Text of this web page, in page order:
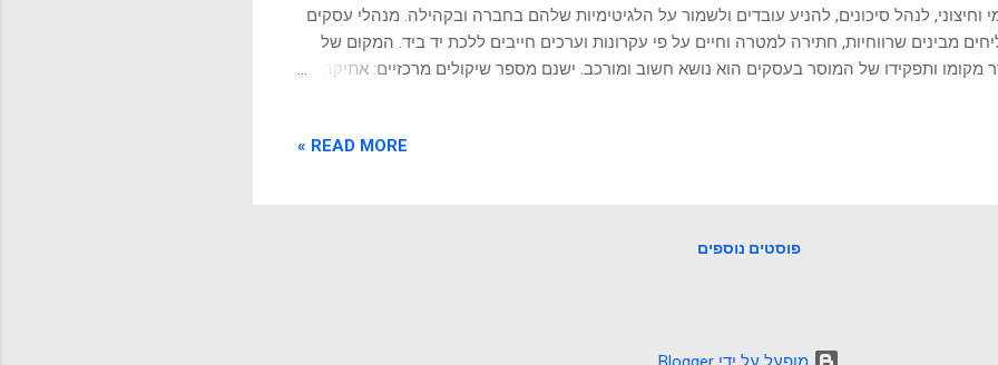
וחיצוני, לנהל סיכונים, להניע עובדים ולשמור על הלגיטימיות שלהם בחברה ובקהילה. מנהלי עסקים
מבינים שרווחיות, חתירה למטרה וחיים על פי עקרונות וערכים חייבים ללכת יד ביד. המקום של
מקומו ותפקידו של המוסר בעסקים הוא נושא חשוב ומורכב. ישנם מספר שיקולים מרכזיים: אתיקה
ארגון. אחריות בעלי עניין לעסקים יש אחריות לא רק כלפי בעלי המניות, אלא כלפי מערך רחב יותר של
READ MORE »
פוסטים נוספים